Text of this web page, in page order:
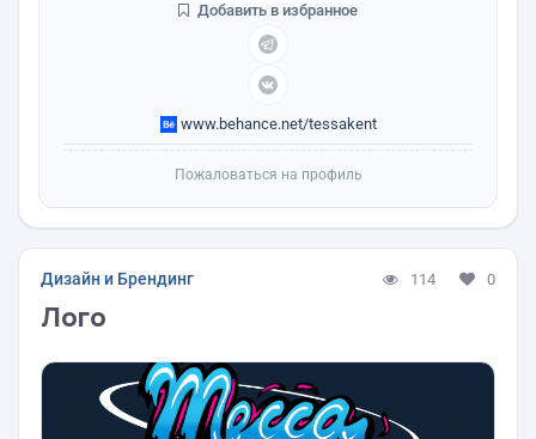
www.behance.net/tessakent
Добавить в избранное
Пожаловаться на профиль
Дизайн и Брендинг 114 0
Лого